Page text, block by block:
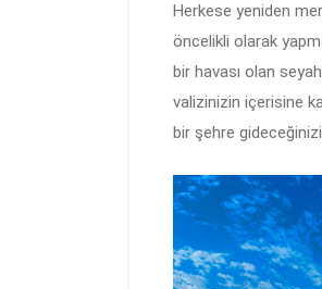
Herkese yeniden
öncelikli olarak
bir havası olan
valizinizin içerisine
bir şehre